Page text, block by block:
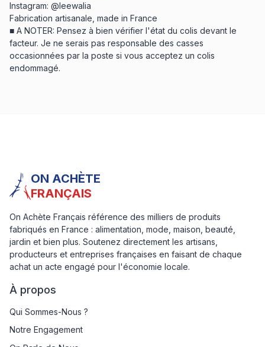
Instagram: @leewalia
Fabrication artisanale, made in France
■ A NOTER: Pensez à bien vérifier l'état du colis devant le
facteur. Je ne serais pas responsable des casses
occasionnées par la poste si vous acceptez un colis
endommagé.
ON ACHÈTE
FRANÇAIS
On Achète Français référence des milliers de produits
fabriqués en France : alimentation, mode, maison, beauté,
jardin et bien plus. Soutenez directement les artisans,
producteurs et entreprises françaises en faisant de chaque
achat un acte engagé pour l'économie locale.
À propos
Qui Sommes-Nous ?
Notre Engagement